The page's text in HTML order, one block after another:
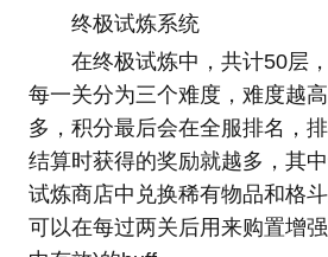
终极试炼系统
在终极试炼中，共计50层
每一关分为三个难度，难度越
多，积分最后会在全服排名，
结算时获得的奖励就越多，其
试炼商店中兑换稀有物品和格
可以在每过两关后用来购置增